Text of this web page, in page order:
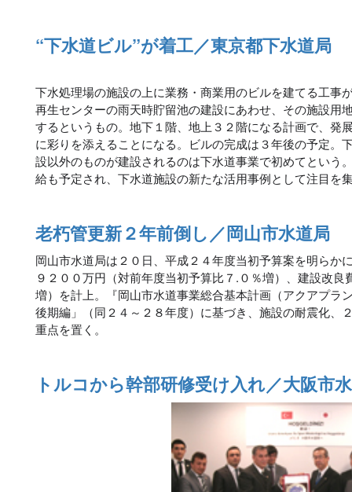
“下水道ビル”が着工／東京都下水道局
下水処理場の施設の上に業務・商業用のビルを建てる工事
再生センターの雨天時貯留池の建設にあわせ、その施設用
するというもの。地下１階、地上３２階になる計画で、発
に彩りを添えることになる。ビルの完成は３年後の予定。
設以外のものが建設されるのは下水道事業で初めてという
給も予定され、下水道施設の新たな活用事例として注目を
老朽管更新２年前倒し／岡山市水道局
岡山市水道局は２０日、平成２４年度当初予算案を明らか
９２００万円（対前年度当初予算比７.０％増）、建設改
増）を計上。『岡山市水道事業総合基本計画（アクアプラ
後期編」（同２４～２８年度）に基づき、施設の耐震化、
重点を置く。
トルコから幹部研修受け入れ／大阪市